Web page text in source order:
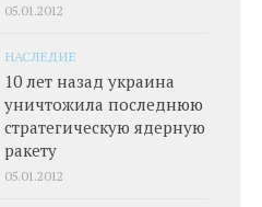
05.01.2012
НАСЛЕДИЕ
10 лет назад украина
уничтожила последнюю
стратегическую ядерную
ракету
05.01.2012